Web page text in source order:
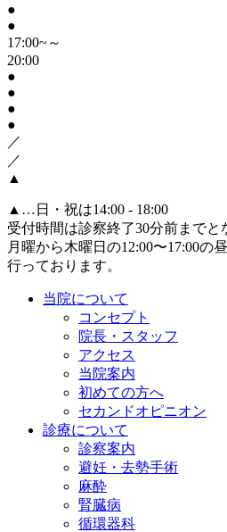
●
●
17:00~～
20:00
●
●
●
●
／
／
▲
▲ …日・祝は14:00 - 18:00
受付時間は診察終了30分前までと
月曜から木曜日の12:00〜17:00の
行っております。
当院について
コンセプト
院長・スタッフ
アクセス
当院案内
初めての方へ
セカンドオピニオン
診療について
診察案内
避妊・去勢手術
麻酔
腎臓病
循環器科